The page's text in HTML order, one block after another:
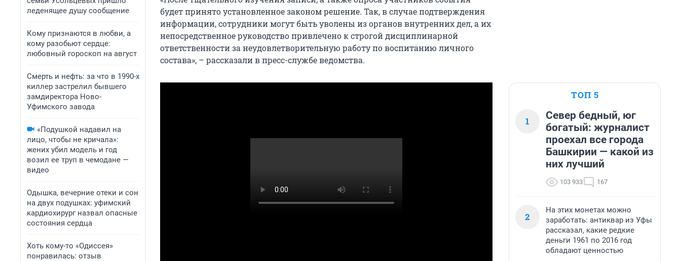
леденящее душу сообщение
Кому признаются в любви, а
кому разобьют сердце:
любовный гороскоп на август
Смерть и нефть: за что в 1990-х
киллер застрелил бывшего
замдиректора Ново-
Уфимского завода
«Подушкой надавил на
лицо, чтобы не кричала»:
жених убил модель и год
возил ее труп в чемодане —
видео
Одышка, вечерние отеки и сон
на двух подушках: уфимский
кардиохирург назвал опасные
состояния сердца
Хоть кому-то «Одиссея»
понравилась: отзыв
будет принято установленное законом решение. Так, в случае подтверждения
информации, сотрудники могут быть уволены из органов внутренних дел, а их
непосредственное руководство привлечено к строгой дисциплинарной
ответственности за неудовлетворительную работу по воспитанию личного
состава», – рассказали в пресс-службе ведомства.
ТОП 5
1
Север бедный, юг
богатый: журналист
проехал все города
Башкирии — какой из
них лучший
103 933 167
2
На этих монетах можно
заработать: антиквар из Уфы
рассказал, какие редкие
деньги 1961 по 2016 год
обладают ценностью